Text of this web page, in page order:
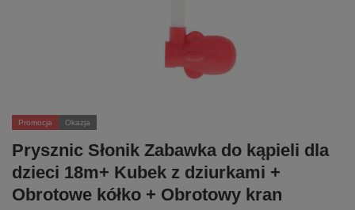
Promocja Okazja
Prysznic Słonik Zabawka do kąpieli dla
dzieci 18m+ Kubek z dziurkami +
Obrotowe kółko + Obrotowy kran